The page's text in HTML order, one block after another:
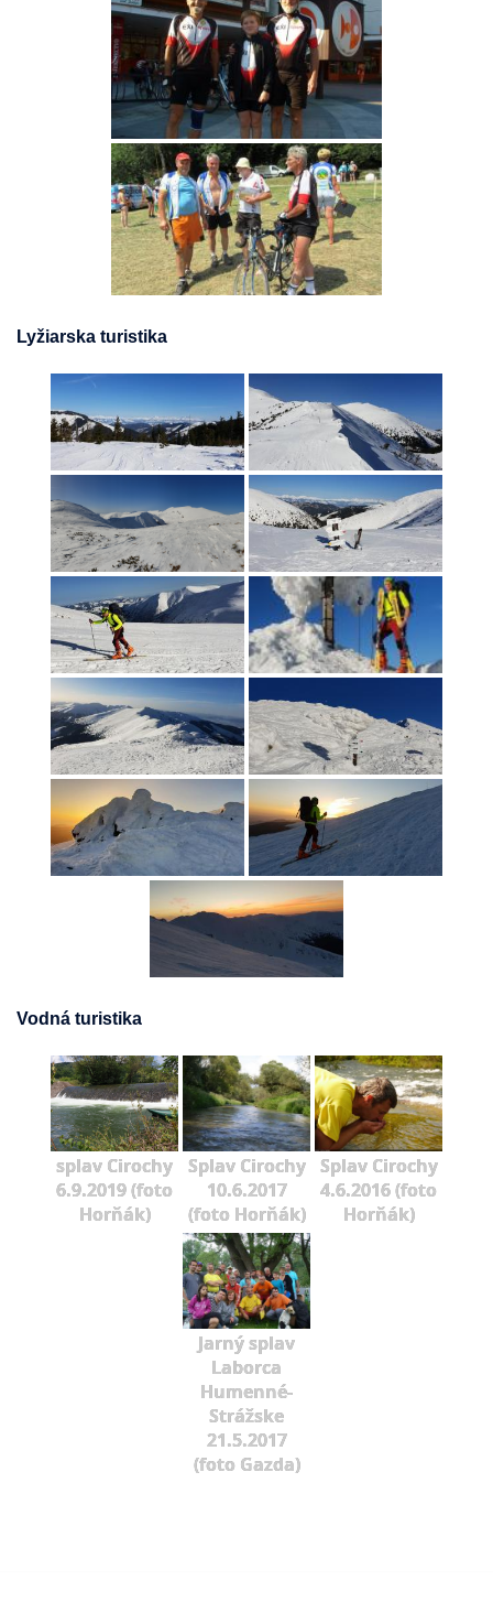
Lyžiarska turistika
Vodná turistika
splav Cirochy
6.9.2019 (foto
Horňák)
Splav Cirochy
10.6.2017
(foto Horňák)
Splav Cirochy
4.6.2016 (foto
Horňák)
Jarný splav
Laborca
Humenné-
Strážske
21.5.2017
(foto Gazda)